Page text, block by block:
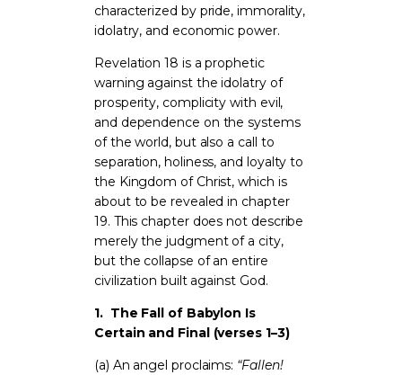
characterized by pride, immorality,
idolatry, and economic power.
Revelation 18 is a prophetic
warning against the idolatry of
prosperity, complicity with evil,
and dependence on the systems
of the world, but also a call to
separation, holiness, and loyalty to
the Kingdom of Christ, which is
about to be revealed in chapter
19. This chapter does not describe
merely the judgment of a city,
but the collapse of an entire
civilization built against God.
1. The Fall of Babylon Is
Certain and Final (verses 1–3)
(a) An angel proclaims: “Fallen!